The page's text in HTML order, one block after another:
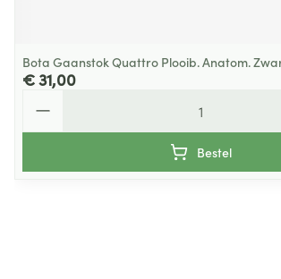
Bota Gaanstok Quattro Plooib. Anatom.
€ 31,00
Bestel